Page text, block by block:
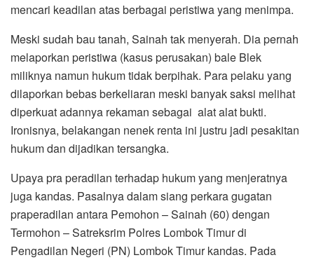
mencari keadilan atas berbagai peristiwa yang menimpa.
Meski sudah bau tanah, Sainah tak menyerah. Dia pernah
melaporkan peristiwa (kasus perusakan) bale Blek
miliknya namun hukum tidak berpihak. Para pelaku yang
dilaporkan bebas berkeliaran meski banyak saksi melihat
diperkuat adannya rekaman sebagai alat alat bukti.
Ironisnya, belakangan nenek renta ini justru jadi pesakitan
hukum dan dijadikan tersangka.
Upaya pra peradilan terhadap hukum yang menjeratnya
juga kandas. Pasalnya dalam siang perkara gugatan
praperadilan antara Pemohon – Sainah (60) dengan
Termohon – Satreksrim Polres Lombok Timur di
Pengadilan Negeri (PN) Lombok Timur kandas. Pada